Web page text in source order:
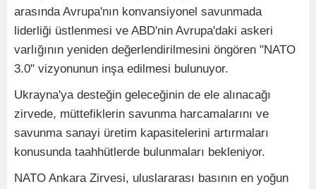
arasında Avrupa'nın konvansiyonel savunmada
liderliği üstlenmesi ve ABD'nin Avrupa'daki askeri
varlığının yeniden değerlendirilmesini öngören "NATO
3.0" vizyonunun inşa edilmesi bulunuyor.
Ukrayna'ya desteğin geleceğinin de ele alınacağı
zirvede, müttefiklerin savunma harcamalarını ve
savunma sanayi üretim kapasitelerini artırmaları
konusunda taahhütlerde bulunmaları bekleniyor.
NATO Ankara Zirvesi, uluslararası basının en yoğun